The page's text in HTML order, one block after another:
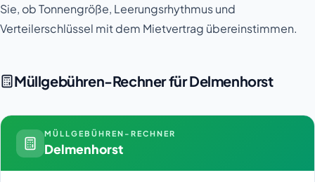
Sie, ob Tonnengröße, Leerungsrhythmus und
Verteilerschlüssel mit dem Mietvertrag übereinstimmen.
Müllgebühren-Rechner für Delmenhorst
MÜLLGEBÜHREN-RECHNER
Delmenhorst